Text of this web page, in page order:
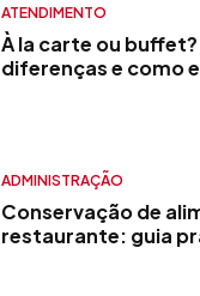
ATENDIMENTO
À la carte ou
diferenças e como
ADMINISTRAÇÃO
Conservação de
restaurante: guia